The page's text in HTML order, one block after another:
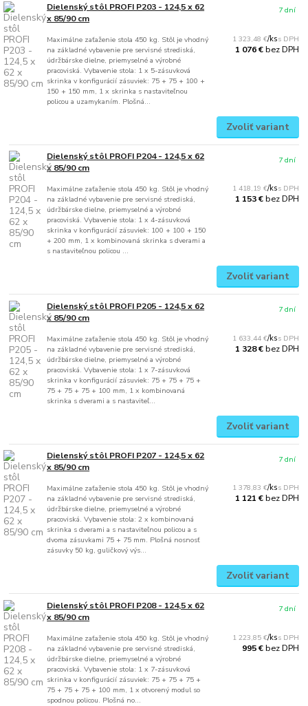
Dielenský stôl PROFI P203 - 124,5 x 62
x 85/90 cm
Maximálne zaťaženie stola 450 kg. Stôl je vhodný
na základné vybavenie pre servisné strediská,
údržbárske dielne, priemyselné a výrobné
pracoviská. Vybavenie stola: 1 x 5-zásuvková
skrinka v konfigurácií zásuviek: 75 + 75 + 100 +
150 + 150 mm, 1 x skrinka s nastaviteľnou
policou a uzamykaním. Plošná...
1 323,48 €/ks
1 076 €bez DPH
7 dní
Zvoliť variant
Dielenský stôl PROFI P204 - 124,5 x 62
x 85/90 cm
Maximálne zaťaženie stola 450 kg. Stôl je vhodný
na základné vybavenie pre servisné strediská,
údržbárske dielne, priemyselné a výrobné
pracoviská. Vybavenie stola: 1 x 4-zásuvková
skrinka v konfigurácií zásuviek: 100 + 100 + 150
+ 200 mm, 1 x kombinovaná skrinka s dverami a
s nastaviteľnou policou ...
1 418,19 €/ks
1 153 €bez DPH
7 dní
Zvoliť variant
Dielenský stôl PROFI P205 - 124,5 x 62
x 85/90 cm
Maximálne zaťaženie stola 450 kg. Stôl je vhodný
na základné vybavenie pre servisné strediská,
údržbárske dielne, priemyselné a výrobné
pracoviská. Vybavenie stola: 1 x 7-zásuvková
skrinka v konfigurácií zásuviek: 75 + 75 + 75 +
75 + 75 + 75 + 100 mm, 1 x kombinovaná
skrinka s dverami a s nastaviteľ...
1 633,44 €/ks
1 328 €bez DPH
7 dní
Zvoliť variant
Dielenský stôl PROFI P207 - 124,5 x 62
x 85/90 cm
Maximálne zaťaženie stola 450 kg. Stôl je vhodný
na základné vybavenie pre servisné strediská,
údržbárske dielne, priemyselné a výrobné
pracoviská. Vybavenie stola: 2 x kombinovaná
skrinka s dverami a s nastaviteľnou policou a s
dvoma zásuvkami 75 + 75 mm. Plošná nosnosť
zásuvky 50 kg, guličkový výs...
1 378,83 €/ks
1 121 €bez DPH
7 dní
Zvoliť variant
Dielenský stôl PROFI P208 - 124,5 x 62
x 85/90 cm
Maximálne zaťaženie stola 450 kg. Stôl je vhodný
na základné vybavenie pre servisné strediská,
údržbárske dielne, priemyselné a výrobné
pracoviská. Vybavenie stola: 1 x 7-zásuvková
skrinka v konfigurácií zásuviek: 75 + 75 + 75 +
75 + 75 + 75 + 100 mm, 1 x otvorený modul so
spodnou policou. Plošná no...
1 223,85 €/ks
995 €bez DPH
7 dní